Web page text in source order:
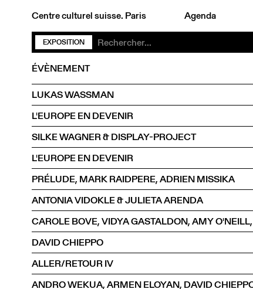
Centre culturel suisse. Paris Agenda
EXPOSITION
ÉVÈNEMENT
LUKAS WASSMAN
L'EUROPE EN DEVENIR
SILKE WAGNER & DISPLAY-PROJECT
L'EUROPE EN DEVENIR
PRÉLUDE, MARK RAIDPERE, ADRIEN MISSIKA
ANTONIA VIDOKLE & JULIETA ARENDA
DAVID CHIEPPO
ALLER/RETOUR IV
ANDRO WEKUA, ARMEN ELOYAN, DAVID